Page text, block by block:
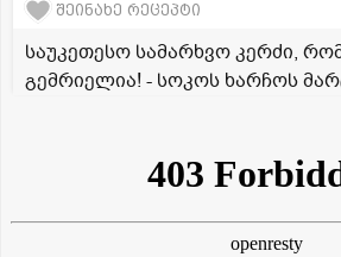
შეინახე რეცეპტი
საუკეთესო სამარხვო კერძი,
გემრიელია! - სოკოს ხარჩოს